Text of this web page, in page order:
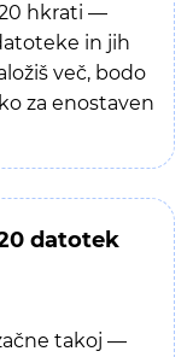
hkrati —
in jih
več, bodo
za enostaven
datotek
takoj —